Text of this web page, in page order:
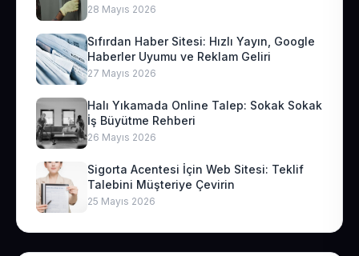
28 Mayıs 2026
Sıfırdan Haber Sitesi: Hızlı Yayın, Google
Haberler Uyumu ve Reklam Geliri
27 Mayıs 2026
Halı Yıkamada Online Talep: Sokak Sokak
İş Büyütme Rehberi
26 Mayıs 2026
Sigorta Acentesi İçin Web Sitesi: Teklif
Talebini Müşteriye Çevirin
25 Mayıs 2026